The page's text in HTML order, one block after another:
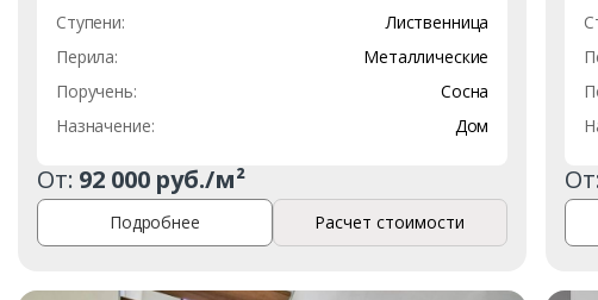
Ступени:
Лиственница
Перила:
Металлические
Поручень:
Сосна
Назначение:
Дом
От: 92 000 руб./м²
Подробнее Расчет стоимости
От: